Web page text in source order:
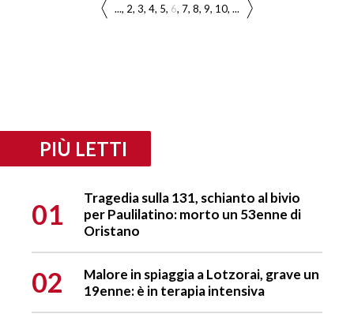
... 2 3 4 5 6 7 8 9 10 ...
PIÙ LETTI
01
Tragedia sulla 131, schianto al bivio
per Paulilatino: morto un 53enne di
Oristano
02
Malore in spiaggia a Lotzorai, grave un
19enne: è in terapia intensiva